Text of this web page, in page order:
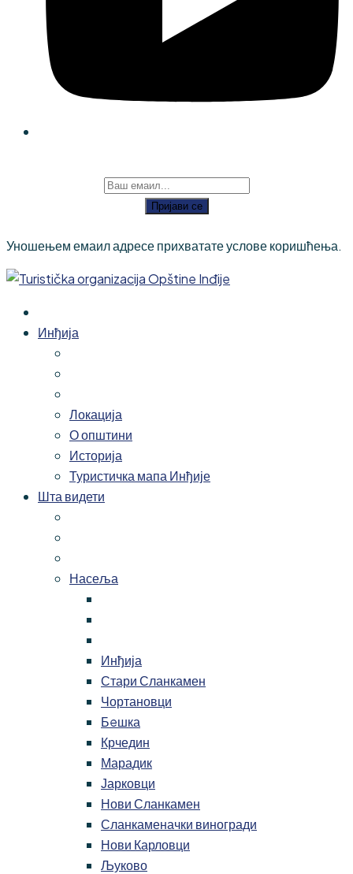
Пријави се
Уношењем емаил адресе прихватате услове коришћења.
Инђија
Локација
О општини
Историја
Туристичка мапа Инђије
Шта видети
Насеља
Инђија
Стари Сланкамен
Чортановци
Бeшка
Крчедин
Марадик
Јарковци
Нови Сланкамен
Сланкаменачки виногради
Нови Карловци
Љуково